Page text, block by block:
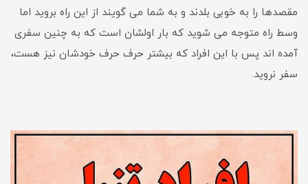
مقصدها را به خوبی بلدند و به شما می گویند از این راه بروید اما
وسط راه متوجه می شوید که بار اولشان است که به چنین سفری
آمده اند پس با این افراد که بیشتر حرف حرف خودشان نیز هست،
سفر نروید.